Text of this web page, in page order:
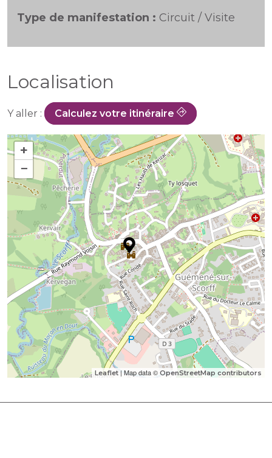
Type de manifestation : Circuit / Visite
Localisation
Y aller : Calculez votre itinéraire
+
−
Leaflet | Map data © OpenStreetMap contributors